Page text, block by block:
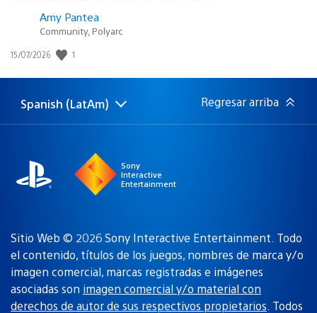
Amy Pantea
Community, Polyarc
Fecha
publicación:
15/07/2026 1
Elige
Región
Spanish (LatAm) Regresar arriba
Sony
Interactive
Entertainment
Sitio Web © 2026 Sony Interactive Entertainment. Todo
el contenido, títulos de los juegos, nombres de marca y/o
imagen comercial, marcas registradas e imágenes
asociadas son imagen comercial y/o material con
derechos de autor de sus respectivos propietarios. Todos